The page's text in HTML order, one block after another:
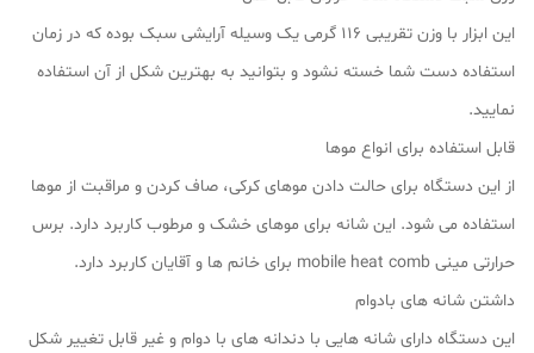
این ابزار با وزن تقریبی 116 گرمی یک وسیله آرایشی سبک بوده که در زمان
استفاده دست شما خسته نشود و بتوانید به بهترین شکل از آن استفاده
نمایید.
قابل استفاده برای انواع موها
از این دستگاه برای حالت دادن موهای کرکی، صاف کردن و مراقبت از موها
استفاده می شود. این شانه برای موهای خشک و مرطوب کاربرد دارد. برس
حرارتی مینی mobile heat comb برای خانم ها و آقایان کاربرد دارد.
داشتن شانه های بادوام
این دستگاه دارای شانه هایی با دندانه های با دوام و غیر قابل تغییر شکل